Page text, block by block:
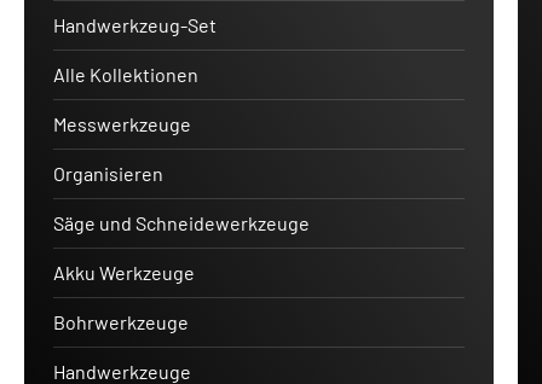
Handwerkzeug-Set
Alle Kollektionen
Messwerkzeuge
Organisieren
Säge und Schneidewerkzeuge
Akku Werkzeuge
Bohrwerkzeuge
Handwerkzeuge